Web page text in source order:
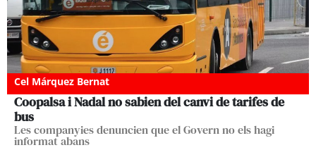
Cel Márquez Bernat
Coopalsa i Nadal no sabien del canvi de tarifes de
bus
Les companyies denuncien que el Govern no els hagi
informat abans